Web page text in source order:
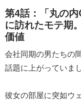
第4話：「丸の
に訪れたモテ期
価値
会社同期の男たちの
話題に上がっていまし
彼女の部屋に突如ウ